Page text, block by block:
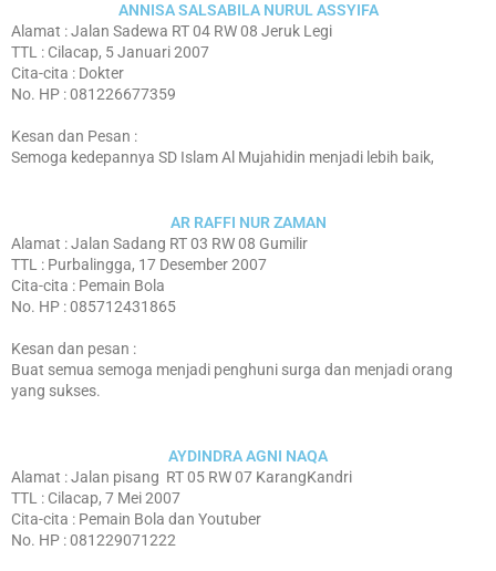
ANNISA SALSABILA NURUL ASSYIFA
Alamat : Jalan Sadewa RT 04 RW 08 Jeruk Legi
TTL : Cilacap, 5 Januari 2007
Cita-cita : Dokter
No. HP : 081226677359
Kesan dan Pesan :
Semoga kedepannya SD Islam Al Mujahidin menjadi lebih baik,
AR RAFFI NUR ZAMAN
Alamat : Jalan Sadang RT 03 RW 08 Gumilir
TTL : Purbalingga, 17 Desember 2007
Cita-cita : Pemain Bola
No. HP : 085712431865
Kesan dan pesan :
Buat semua semoga menjadi penghuni surga dan menjadi orang
yang sukses.
AYDINDRA AGNI NAQA
Alamat : Jalan pisang RT 05 RW 07 KarangKandri
TTL : Cilacap, 7 Mei 2007
Cita-cita : Pemain Bola dan Youtuber
No. HP : 081229071222